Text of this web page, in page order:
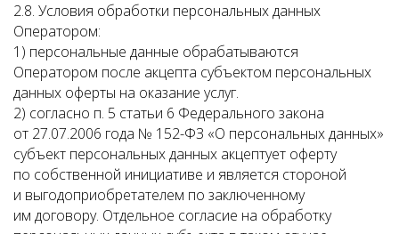
2.8. Условия обработки персональных данных
Оператором:
1) персональные данные обрабатываются
Оператором после акцепта субъектом персональных
данных оферты на оказание услуг.
2) согласно п. 5 статьи 6 Федерального закона
от 27.07.2006 года № 152-ФЗ «О персональных данных»
субъект персональных данных акцептует оферту
по собственной инициативе и является стороной
и выгодоприобретателем по заключенному
им договору. Отдельное согласие на обработку